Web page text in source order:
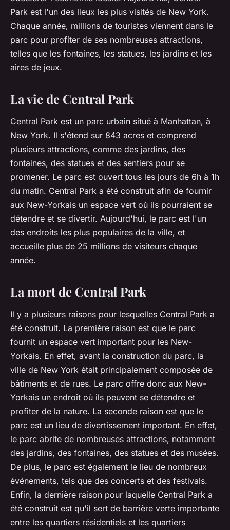
Park est l'un des lieux les plus visités de New York.
Chaque année, millions de touristes viennent dans le
parc pour profiter de ses nombreuses attractions,
telles que les fontaines, les statues, les jardins et les
aires de jeux.
La vie de Central Park
Central Park est un parc urbain situé à Manhattan, à
New York. Il s'étend sur 843 acres et comprend
plusieurs attractions, comme des jardins, des
fontaines, des statues et des sentiers pour se
promener. Le parc est ouvert tous les jours de 6h à 1h
du matin. Central Park a été construit afin de fournir
aux New-Yorkais un espace vert où ils pourraient se
détendre et se divertir. Aujourd'hui, le parc est l'un
des endroits les plus populaires de la ville, et
accueille plus de 25 millions de visiteurs chaque
année.
La mort de Central Park
Il y a plusieurs raisons pour lesquelles Central Park a
été construit. La première raison est que le parc
fournit un espace vert important pour les New-
Yorkais. En effet, avant la construction du parc, la
ville de New York était principalement composée de
bâtiments et de rues. Le parc offre donc aux New-
Yorkais un endroit où ils peuvent se détendre et
profiter de la nature. La seconde raison est que le
parc est un lieu de divertissement important. En effet,
le parc abrite de nombreuses attractions, notamment
des jardins, des fontaines, des statues et des musées.
De plus, le parc est également le lieu de nombreux
événements, tels que des concerts et des festivals.
Enfin, la dernière raison pour laquelle Central Park a
été construit est qu'il sert de barrière verte importante
entre les quartiers résidentiels et les quartiers